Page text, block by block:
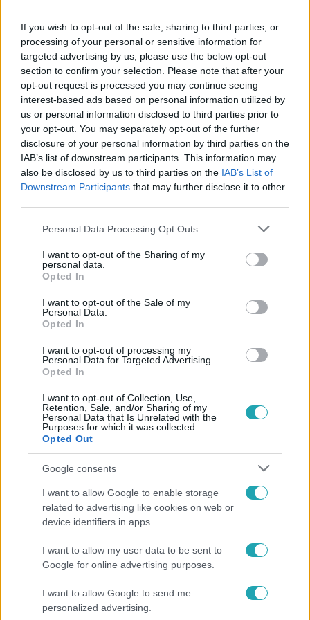
If you wish to opt-out of the sale, sharing to third parties, or
processing of your personal or sensitive information for
targeted advertising by us, please use the below opt-out
section to confirm your selection. Please note that after your
opt-out request is processed you may continue seeing
interest-based ads based on personal information utilized by
us or personal information disclosed to third parties prior to
your opt-out. You may separately opt-out of the further
disclosure of your personal information by third parties on the
IAB’s list of downstream participants. This information may
also be disclosed by us to third parties on the IAB’s List of
Downstream Participants that may further disclose it to other
Please note that this website/app uses one or more Google
not limited to your visit or usage behaviour. You may click to
grant or deny consent to Google and its third-party tags to
use your data for below specified purposes in below Google
consent section.
Personal Data Processing Opt Outs
I want to opt-out of the Sharing of my
personal data.
Opted In
I want to opt-out of the Sale of my
Personal Data.
Opted In
I want to opt-out of processing my
Personal Data for Targeted Advertising.
Opted In
I want to opt-out of Collection, Use,
Retention, Sale, and/or Sharing of my
Personal Data that Is Unrelated with the
Purposes for which it was collected.
Opted Out
Google consents
I want to allow Google to enable storage
related to advertising like cookies on web or
device identifiers in apps.
I want to allow my user data to be sent to
Google for online advertising purposes.
I want to allow Google to send me
personalized advertising.
legyen a Google-találatokban!
Kövess minket, és értesülj a friss
hírekről a Facebookon is!
Követem
FÓKUSZ #VIDEÓ #ADÁSRÉSZLETEK
BAJNOKOK LIGÁJA-DÖNTŐ
GAZDASÁG #LISZT FERENC NEMZETKÖZI REPÜLŐTÉR
TELT HÁZ #BUDAPEST
Népszerű